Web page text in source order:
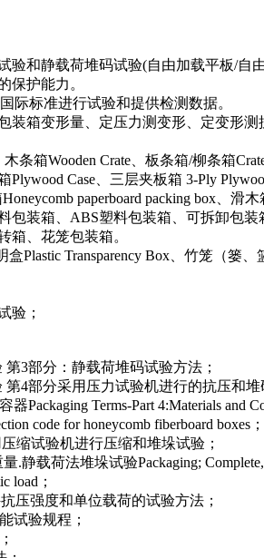
和静载荷堆码试验(自由加载平板/自
保护能力。
际标准进行试验和提供检测数据。
装箱变形量、定压力测变形、定变形测
条箱Wooden Crate、板条箱/柳条箱
Case、三层夹板箱 3-Ply
paperboard packing box、滑
包装箱、ABS塑料包装箱、可拆卸包装
箱、花笼包装箱。
Plastic Transparency Box、竹笼（篓、
验；
3部分：静载荷堆码试验方法；
4部分采用压力试验机进行的抗压和堆
Packaging Terms-Part 4:Materials and
code for honeycomb fiberboard boxes；
缩试验机进行压缩和堆垛试验；
静载荷法堆垛试验Packaging; Complete,
load；
压强度和单位载荷的试验方法；
试验规程；